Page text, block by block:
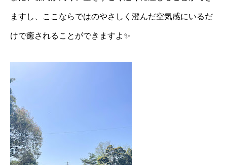
ますし、ここならではのやさしく澄んだ空気感にいるだ
けで癒されることができますよ✨